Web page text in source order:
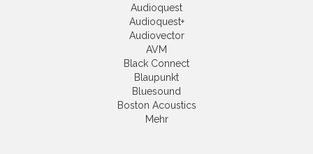
Audioquest
Audioquest+
Audiovector
AVM
Black Connect
Blaupunkt
Bluesound
Boston Acoustics
Mehr